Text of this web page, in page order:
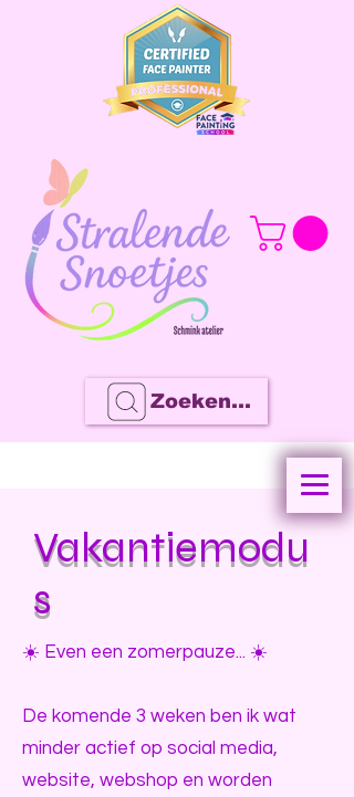
Zoeken...
Vakantiemodu
s
☀️ Even een zomerpauze... ☀️
De komende 3 weken ben ik wat
minder actief op social media,
website, webshop en worden